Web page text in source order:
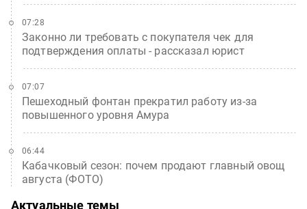
Законно ли требовать с покупателя чек для
подтверждения оплаты - рассказал юрист
07:28
Пешеходный фонтан прекратил работу из-за
повышенного уровня Амура
07:07
Кабачковый сезон: почем продают главный овощ
августа (ФОТО)
06:44
Актуальные темы